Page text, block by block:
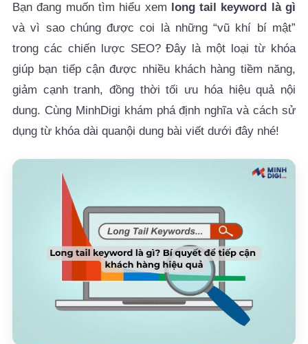
Bạn đang muốn tìm hiểu xem long tail keyword là gì
và vì sao chúng được coi là những “vũ khí bí mật”
trong các chiến lược SEO? Đây là một loại từ khóa
giúp bạn tiếp cận được nhiều khách hàng tiềm năng,
giảm cạnh tranh, đồng thời tối ưu hóa hiệu quả nội
dung. Cùng MinhDigi khám phá định nghĩa và cách sử
dụng từ khóa dài quanội dung bài viết dưới đây nhé!